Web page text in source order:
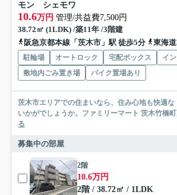
モン シェモワ
10.6万円 管理/共益費7,500円
38.72㎡ (1LDK) /築11年 /3階建
阪急京都本線「茨木市」駅 徒歩5分
東海道本
駐輪場 オートロック 宅配ボックス
イ
敷地内ごみ置き場
バイク置場あり
茨木市エリアでの住まいなら、住み心地も快適
いかがでしょうか。ファミリーマート 茨木竹橋
る
募集中の部屋
2階
10.6万円
2階 / 38.72㎡ / 1LDK